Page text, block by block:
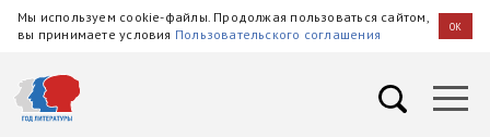
Мы используем cookie-файлы. Продолжая пользоваться сайтом,
вы принимаете условия Пользовательского соглашения OK